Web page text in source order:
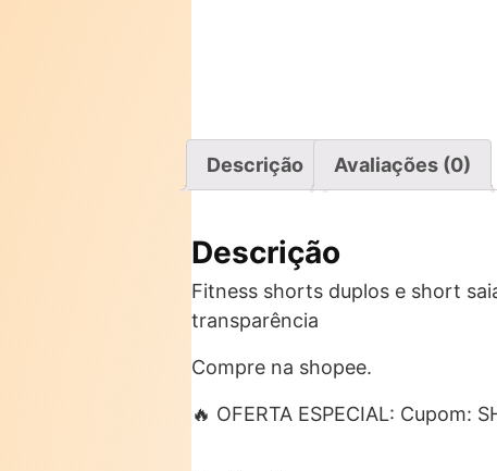
Descrição Avaliações (0)
Descrição
Fitness shorts duplos e short
transparência
Compre na shopee.
🔥 OFERTA ESPECIAL: Cupom: